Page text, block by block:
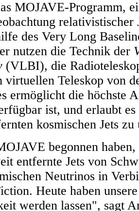
MOJAVE-Programm,
relativistischer
des Very Long
nutzen die Technik der
(VLBI), die
virtuellen Teleskop von
ermöglicht die höchste
ist, und erlaubt
kosmischen Jets zu
begonnen haben,
entfernte Jets von
Neutrinos in
Heute haben
werden lassen", sagt